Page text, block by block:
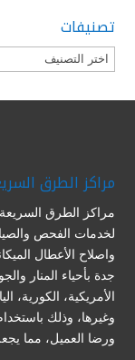
تصنيفات
تصنيفات
مراكز الطرق
مراكز الطرق
لخدمات الفحص
واصلاح الأعطال
جدة بأحياء المنار
الأمريكية، الكورية،
وغيرها، وذلك
ورضا العميل، مما